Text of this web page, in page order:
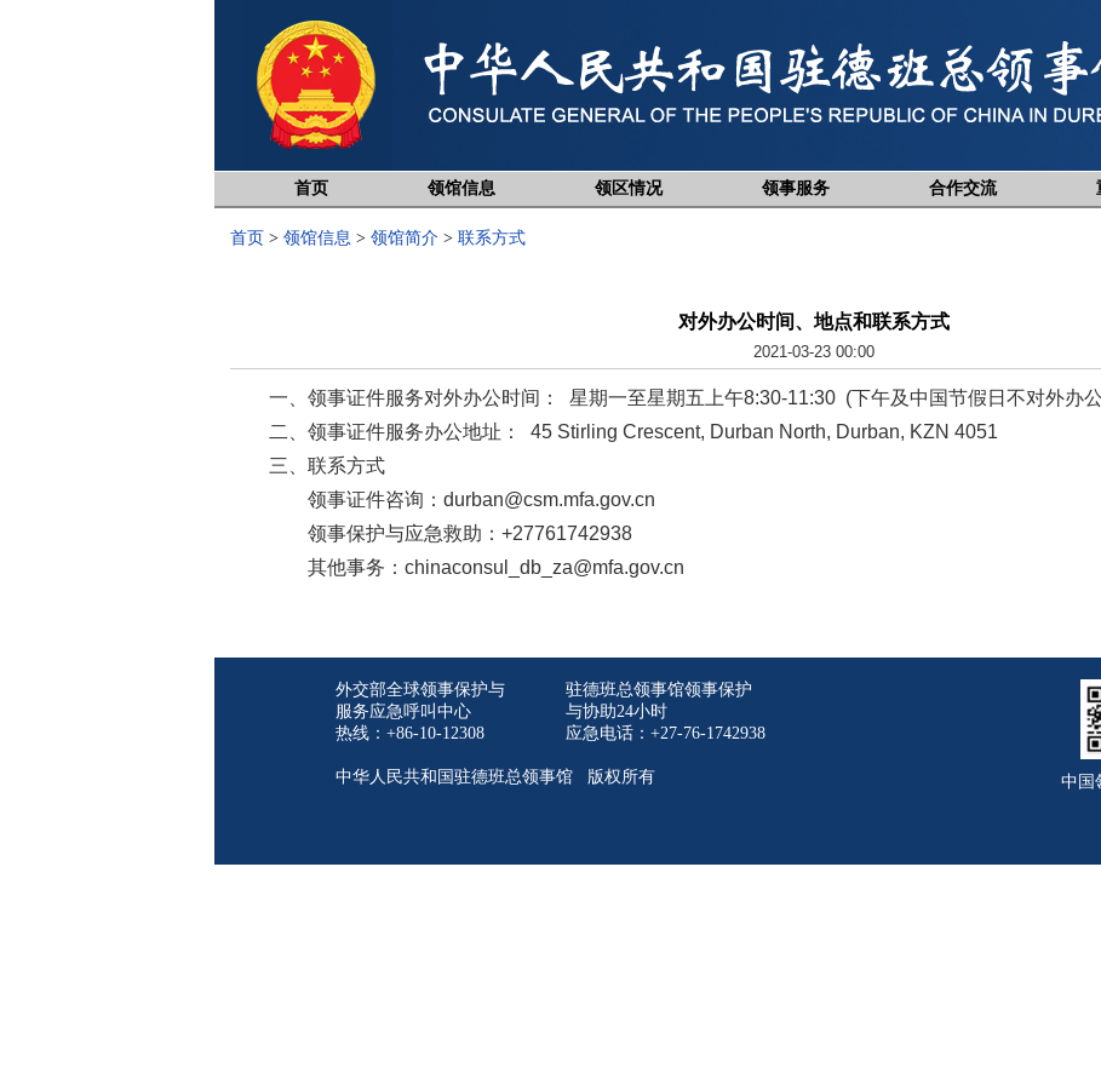
首页 领馆信息 领区情况 领事服务 合作交流
首页 > 领馆信息 > 领馆简介 > 联系方式
对外办公时间、地点和联系方式
2021-03-23 00:00
一、领事证件服务对外办公时间： 星期一至星期五上午8:30-11:30 (下午及中国节假日不对外办
二、领事证件服务办公地址： 45 Stirling Crescent, Durban North, Durban, KZN 4051
三、联系方式
领事证件咨询：durban@csm.mfa.gov.cn
领事保护与应急救助： +27761742938
其他事务：chinaconsul_db_za@mfa.gov.cn
外交部全球领事保护与
服务应急呼叫中心
热线：+86-10-12308
驻德班总领事馆领事保护
与协助24小时
应急电话：+27-76-1742938
中华人民共和国驻德班总领事馆 版权所有 中国